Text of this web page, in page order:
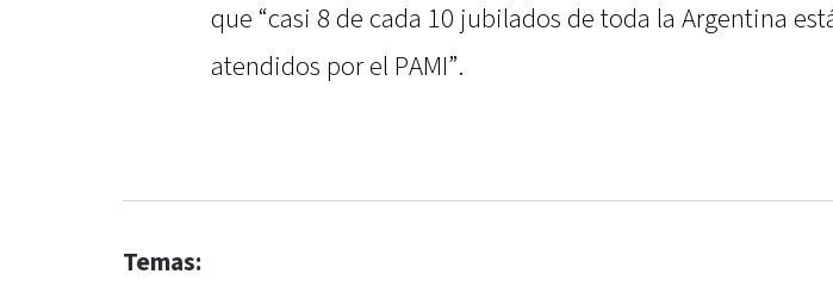
que “casi 8 de cada 10 jubilados de toda la Argentina
atendidos por el PAMI”.
Temas: